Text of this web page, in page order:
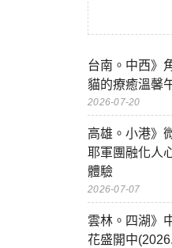
台南。中西》
貓的療癒溫馨
2026-07-20
高雄。小港》
耶軍團融化人
體驗
2026-07-07
雲林。四湖》
花盛開中